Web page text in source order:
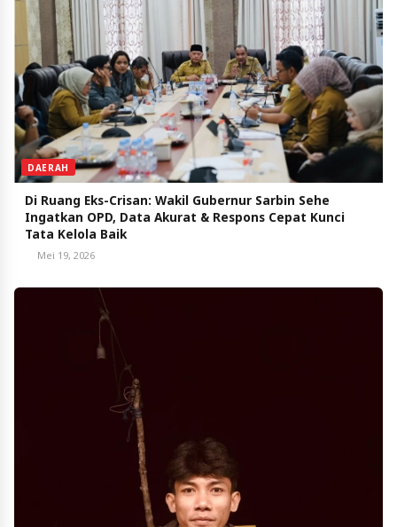
DAERAH
Di Ruang Eks-Crisan: Wakil Gubernur Sarbin Sehe
Ingatkan OPD, Data Akurat & Respons Cepat Kunci
Tata Kelola Baik
Mei 19, 2026